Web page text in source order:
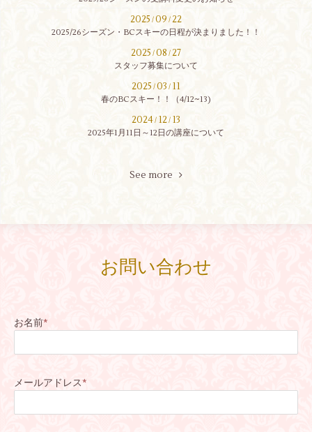
2025 /09 /22
2025/26シーズン・BCスキーの日程が決まりました！！
2025 /08 /27
スタッフ募集について
2025 /03 / 11
春のBCスキー！！（4/12~13)
2024/ 12/ 13
2025年1月11日～12日の講座について
See more
お問い合わせ
お名前*
メールアドレス*